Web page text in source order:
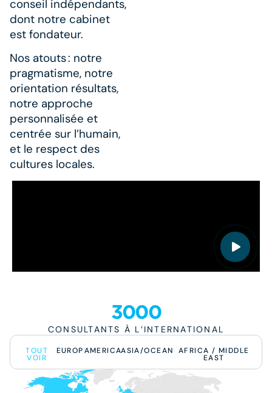
conseil indépendants,
dont notre cabinet
est fondateur.
Nos atouts : notre
pragmatisme, notre
orientation résultats,
notre approche
personnalisée et
centrée sur l’humain,
et le respect des
cultures locales.
3000
CONSULTANTS À L’INTERNATIONAL
TOUT
VOIR
EUROPEAMERICASASIA/OCEANIAAFRICA / MIDDLE
EAST